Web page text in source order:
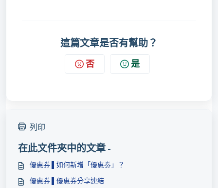
這篇文章是否有幫助？
否 是
列印
在此文件夾中的文章 -
優惠券 ▌如何新增「優惠劵」？
優惠券 ▌優惠券分享連結